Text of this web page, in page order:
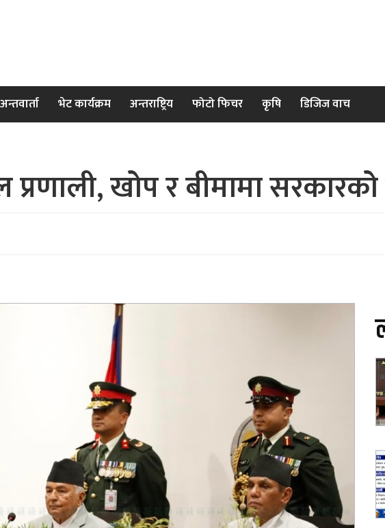
अन्तवार्ता भेट कार्यक्रम अन्तराष्ट्रिय फोटो फिचर कृषि डिजिज वाच
प्रणाली, खोप र बीमामा